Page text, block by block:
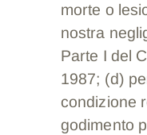
morte o
nostra
Parte I del
1987; (d)
condizione
godimento